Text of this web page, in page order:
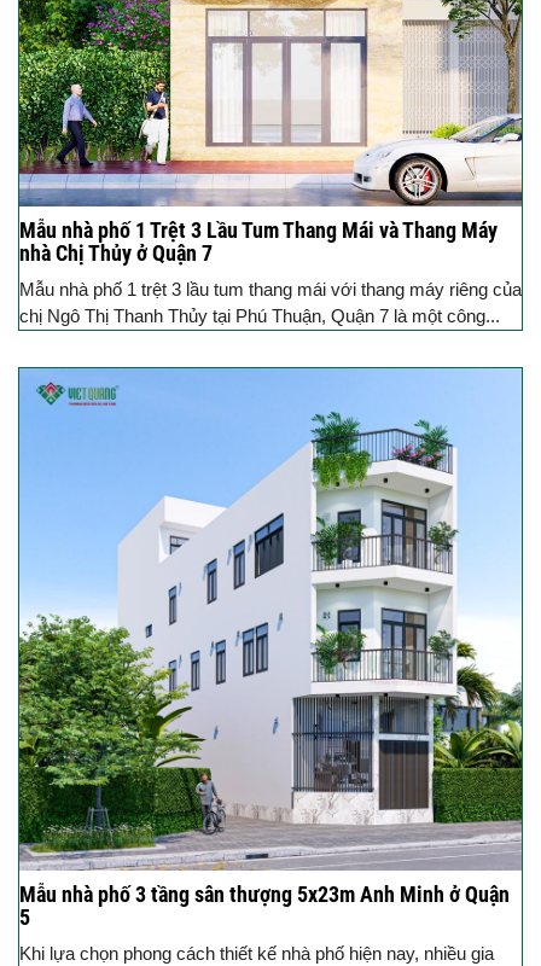
Mẫu nhà phố 1 Trệt 3 Lầu Tum Thang Mái và Thang Máy
nhà Chị Thủy ở Quận 7
Mẫu nhà phố 1 trệt 3 lầu tum thang mái với thang máy riêng của
chị Ngô Thị Thanh Thủy tại Phú Thuận, Quận 7 là một công...
Mẫu nhà phố 3 tầng sân thượng 5x23m Anh Minh ở Quận
5
Khi lựa chọn phong cách thiết kế nhà phố hiện nay, nhiều gia